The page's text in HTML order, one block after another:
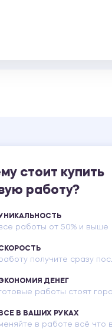
стоит купить
работу?
работы от 50% и выше
получите сразу
ДЕНЕГ
работы стоят
ВСЕ В ВАШИХ РУКАХ
в работе всё что